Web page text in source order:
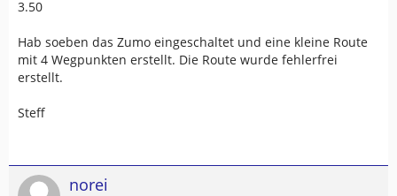
3.50
Hab soeben das Zumo eingeschaltet und eine kleine Route
mit 4 Wegpunkten erstellt. Die Route wurde fehlerfrei
erstellt.
Steff
norei